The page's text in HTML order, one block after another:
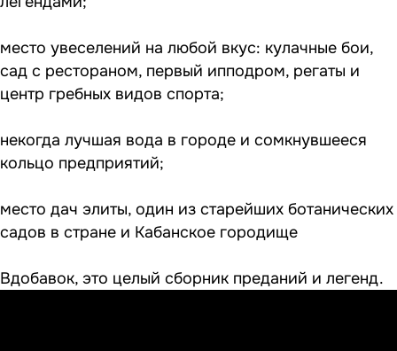
место увеселений на любой вкус: кулачные бои,
сад с рестораном, первый ипподром, регаты и
центр гребных видов спорта;
некогда лучшая вода в городе и сомкнувшееся
кольцо предприятий;
место дач элиты, один из старейших ботанических
садов в стране и Кабанское городище
Вдобавок, это целый сборник преданий и легенд.